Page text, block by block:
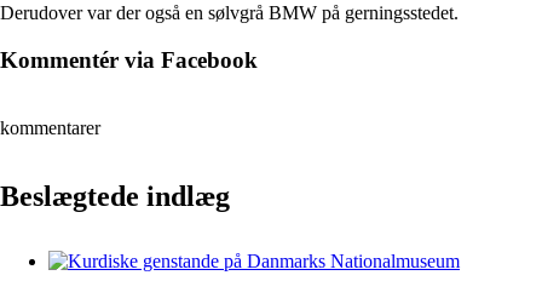
Derudover var der også en sølvgrå BMW på gerningsstedet.
Kommentér via Facebook
kommentarer
Beslægtede indlæg